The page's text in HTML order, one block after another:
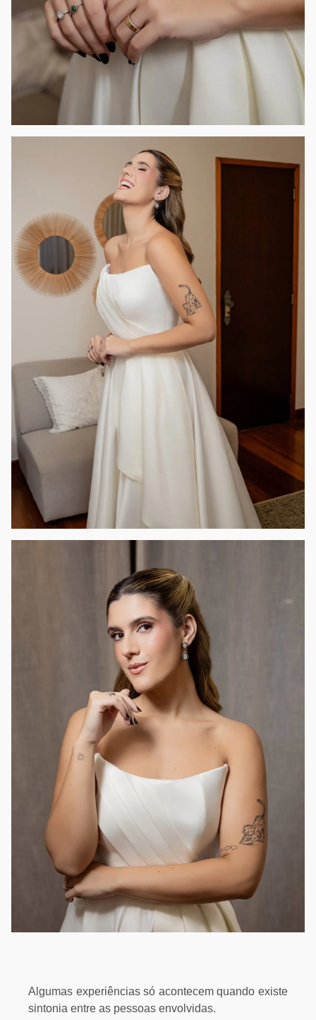
Algumas experiências só acontecem quando existe
sintonia entre as pessoas envolvidas.